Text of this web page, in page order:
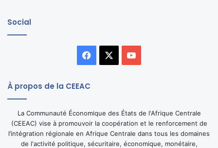
Social
Facebook
À propos de la CEEAC
La Communauté Économique des États de l'Afrique Centrale
(CEEAC) vise à promouvoir la coopération et le renforcement de
l’intégration régionale en Afrique Centrale dans tous les domaines
de l'activité politique, sécuritaire, économique, monétaire,